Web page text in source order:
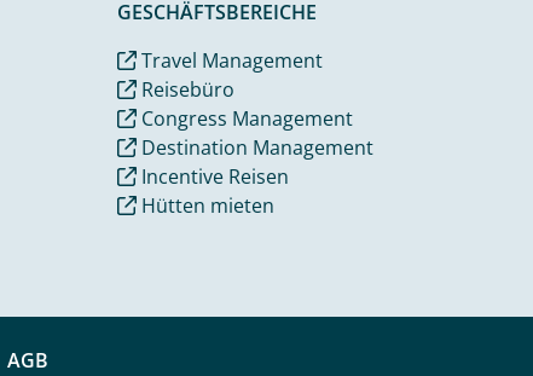
GESCHÄFTSBEREICHE
Travel Management
Reisebüro
Congress Management
Destination Management
Incentive Reisen
Hütten mieten
AGB